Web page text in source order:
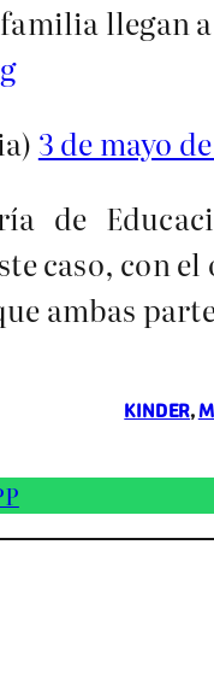
llegan
3 de mayo
de
caso, con
ambas
KINDER,